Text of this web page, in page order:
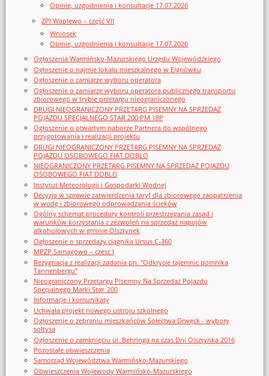
Opinie, uzgodnienia i konsultacje 17.07.2026
ZPI Waplewo – część VII
Wniosek
Opinie, uzgodnienia i konsultacje 17.07.2026
Ogłoszenia Warmińsko-Mazurskiego Urzędu Wojewódzkiego
Ogłoszenie o najmie lokalu mieszkalnego w Elgnówku
Ogłoszenie o zamiarze wyboru operatora
Ogłoszenie o zamiarze wyboru operatora publicznego transportu
zbiorowego w trybie przetargu nieograniczonego
DRUGI NIEOGRANICZONY PRZETARG PISEMNY NA SPRZEDAŻ
POJAZDU SPECJALNEGO STAR 200 PM 18P
Ogłoszenie o otwartym naborze Partnera do wspólnego
przygotowania i realizacji projektu
DRUGI NIEOGRANICZONY PRZETARG PISEMNY NA SPRZEDAŻ
POJAZDU OSOBOWEGO FIAT DOBLO
NIEOGRANICZONY PRZETARG PISEMNY NA SPRZEDAŻ POJAZDU
OSOBOWEGO FIAT DOBLO
Instytut Meteorologii i Gospodarki Wodnej
Decyzja w sprawie zatwierdzenia taryf dla zbiorowego zaopatrzenia
w wodę i zbiorowego odprowadzania ścieków
Ogólny schemat procedury kontroli przestrzegania zasad i
warunków korzystania z zezwoleń na sprzedaż napojów
alkoholowych w gminie Olsztynek
Ogłoszenie o sprzedaży ciągnika Ursus C-360
MPZP Samagowo – czesc I
Rezygnacja z realizacji zadania pn. "Odkrycie tajemnic pomnika
Tannenbergu"
Nieograniczony Przetargu Pisemny Na Sprzedaż Pojazdu
Specjalnego Marki Star_200
Informacje i komunikaty
Uchwała projekt nowego ustroju szkolnego
Ogłoszenie o zebraniu mieszkańców Sołectwa Drwęck - wybory
sołtysa
Ogłoszenie o zamknięciu ul. Behringa na czas Dni Olsztynka 2016
Pozostałe obwieszczenia
Samorząd Województwa Warmińsko-Mazurskiego
Obwieszczenia Wojewody Warmińsko-Mazurskiego